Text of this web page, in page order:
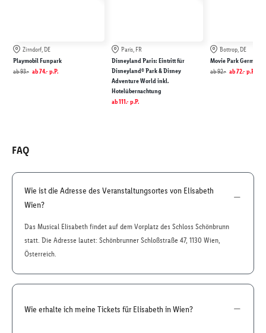
Zirndorf, DE
Playmobil Funpark
ab93.- ab74.- p.P.
Paris, FR
Disneyland Paris: Eintritt für
Disneyland® Park & Disney
Adventure World inkl.
Hotelübernachtung
ab111.- p.P.
Bottrop, DE
Movie Park Germany
ab92.- ab72.- p.P.
FAQ
Wie ist die Adresse des Veranstaltungsortes von Elisabeth
Wien?
Das Musical Elisabeth findet auf dem Vorplatz des Schloss Schönbrunn
statt. Die Adresse lautet: Schönbrunner Schloßstraße 47, 1130 Wien,
Österreich.
Wie erhalte ich meine Tickets für Elisabeth in Wien?